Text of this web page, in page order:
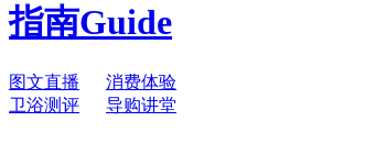
指南Guide
图文直播
消费体验
卫浴测评
导购讲堂